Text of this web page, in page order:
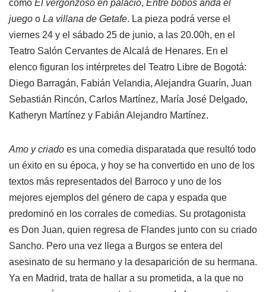
como El vergonzoso en palacio, Entre bobos anda el
juego o La villana de Getafe. La pieza podrá verse el
viernes 24 y el sábado 25 de junio, a las 20.00h, en el
Teatro Salón Cervantes de Alcalá de Henares. En el
elenco figuran los intérpretes del Teatro Libre de Bogotá:
Diego Barragán, Fabián Velandia, Alejandra Guarín, Juan
Sebastián Rincón, Carlos Martínez, María José Delgado,
Katheryn Martínez y Fabián Alejandro Martínez.
Amo y criado es una comedia disparatada que resultó todo
un éxito en su época, y hoy se ha convertido en uno de los
textos más representados del Barroco y uno de los
mejores ejemplos del género de capa y espada que
predominó en los corrales de comedias. Su protagonista
es Don Juan, quien regresa de Flandes junto con su criado
Sancho. Pero una vez llega a Burgos se entera del
asesinato de su hermano y la desaparición de su hermana.
Ya en Madrid, trata de hallar a su prometida, a la que no